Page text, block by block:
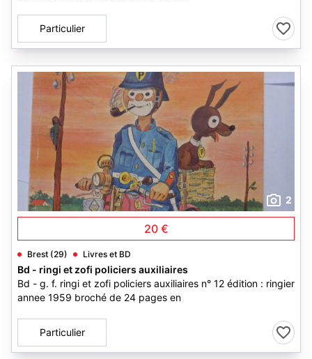
Particulier
2
20 €
Brest (29) Livres et BD
Bd - ringi et zofi policiers auxiliaires
Bd - g. f. ringi et zofi policiers auxiliaires n° 12 édition : ringier
annee 1959 broché de 24 pages en
Particulier